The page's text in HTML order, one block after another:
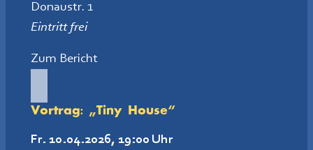
Donaustr. 1
Eintritt frei
Zum Bericht
Vortrag: „Tiny House“
Fr. 10.04.2026, 19:00 Uhr